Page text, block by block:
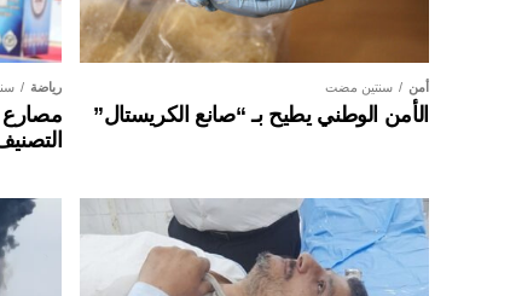
أمن سنتين مضت
الأمن الوطني يطيح بـ “صانع الكريستال”
رياضة
مصارع